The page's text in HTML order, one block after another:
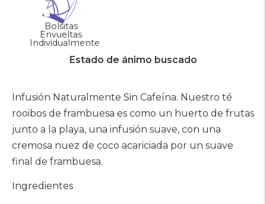
Bolsitas
Envueltas
Individualmente
Estado de ánimo buscado
carrito
Infusión Naturalmente Sin Cafeína. Nuestro té
rooibos de frambuesa es como un huerto de frutas
junto a la playa, una infusión suave, con una
cremosa nuez de coco acariciada por un suave
final de frambuesa.
Ingredientes